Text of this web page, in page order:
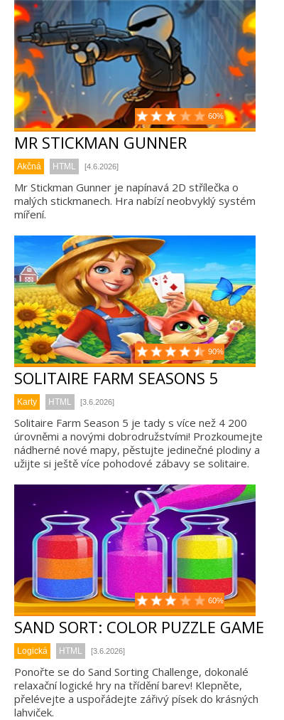
60%
MR STICKMAN GUNNER
Akčná HTML [4.6.2026]
Mr Stickman Gunner je napínavá 2D střílečka o
malých stickmanech. Hra nabízí neobvyklý systém
míření.
90%
SOLITAIRE FARM SEASONS 5
Karty HTML [3.6.2026]
Solitaire Farm Season 5 je tady s více než 4 200
úrovněmi a novými dobrodružstvími! Prozkoumejte
nádherné nové mapy, pěstujte jedinečné plodiny a
užijte si ještě více pohodové zábavy se solitaire.
60%
SAND SORT: COLOR PUZZLE GAME
Logická HTML [3.6.2026]
Ponořte se do Sand Sorting Challenge, dokonalé
relaxační logické hry na třídění barev! Klepněte,
přelévejte a uspořádejte zářivý písek do krásných
lahviček.